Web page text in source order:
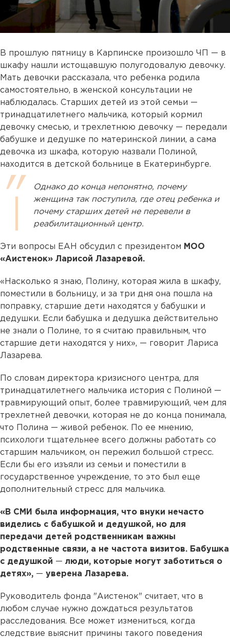
В прошлую пятницу в Карпинске произошло ЧП — в
шкафу нашли истощавшую полугодовалую девочку.
Мать девочки рассказала, что ребенка родила
самостоятельно, в женской консультации не
наблюдалась. Старших детей из этой семьи —
тринадцатилетнего мальчика, который кормил
девочку смесью, и трехлетнюю девочку — передали
бабушке и дедушке по материнской линии, а сама
девочка из шкафа, которую назвали Полиной,
находится в детской больнице в Екатеринбурге.
Однако до конца непонятно, почему
женщина так поступила, где отец ребенка и
почему старших детей не перевели в
реабилитационный центр.
Эти вопросы ЕАН обсудил с президентом МОО
«Аистенок» Ларисой Лазаревой.
«Насколько я знаю, Полину, которая жила в шкафу,
поместили в больницу, и за три дня она пошла на
поправку, старшие дети находятся у бабушки и
дедушки. Если бабушка и дедушка действительно
не знали о Полине, то я считаю правильным, что
старшие дети находятся у них», — говорит Лариса
Лазарева.
По словам директора кризисного центра, для
тринадцатилетнего мальчика история с Полиной —
травмирующий опыт, более травмирующий, чем для
трехлетней девочки, которая не до конца понимала,
что Полина — живой ребенок. По ее мнению,
психологи тщательнее всего должны работать со
старшим мальчиком, он пережил большой стресс.
Если бы его изъяли из семьи и поместили в
государственное учреждение, то это был еще
дополнительный стресс для мальчика.
«В СМИ была информация, что внуки нечасто
виделись с бабушкой и дедушкой, но для
передачи детей родственникам важны
родственные связи, а не частота визитов. Бабушка
с дедушкой — люди, которые могут заботиться о
детях», — уверена Лазарева.
Руководитель фонда "Аистенок" считает, что в
любом случае нужно дождаться результатов
расследования. Все может измениться, когда
следствие выяснит причины такого поведения